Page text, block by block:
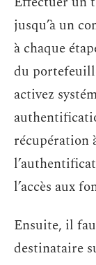
jusqu’à un
à chaque
du
activez
récupération
l’accès aux
Ensuite, il
destinataire